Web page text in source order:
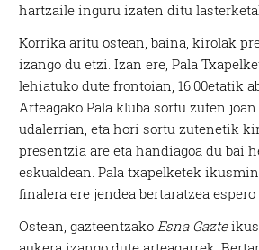
hartzaile inguru izaten ditu
Korrika aritu ostean, baina, kirolak
izango du etzi. Izan ere, Pala
lehiatuko dute frontoian, 16:00etatik
Arteagako Pala kluba sortu zuten
udalerrian, eta hori sortu zutenetik
presentzia are eta handiagoa du bai
eskualdean. Pala txapelketek
finalera ere jendea bertaratzea espero
Ostean, gazteentzakoEsna Gazte